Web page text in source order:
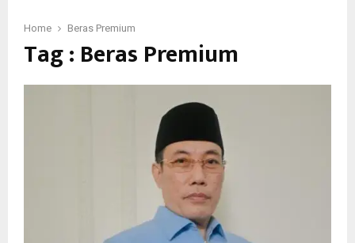
Home Beras Premium
Tag : Beras Premium